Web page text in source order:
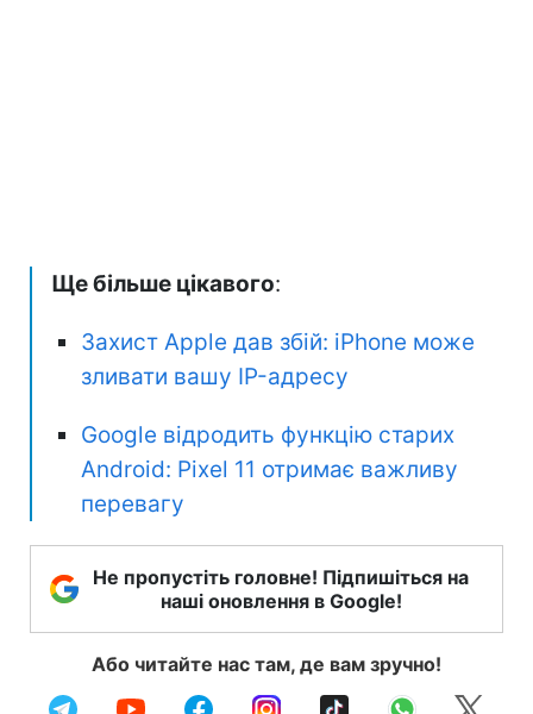
Ще більше цікавого:
Захист Apple дав збій: iPhone може
зливати вашу IP-адресу
Google відродить функцію старих
Android: Pixel 11 отримає важливу
перевагу
Не пропустіть головне! Підпишіться на
наші оновлення в Google!
Або читайте нас там, де вам зручно!